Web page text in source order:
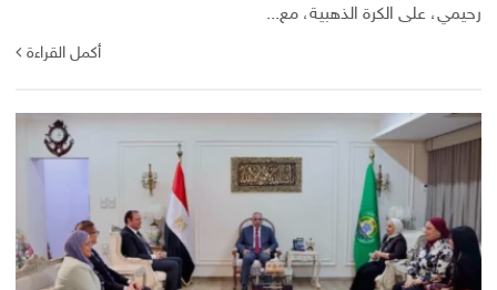
رحيمي، على الكرة الذهبية، مع...
أكمل القراءة